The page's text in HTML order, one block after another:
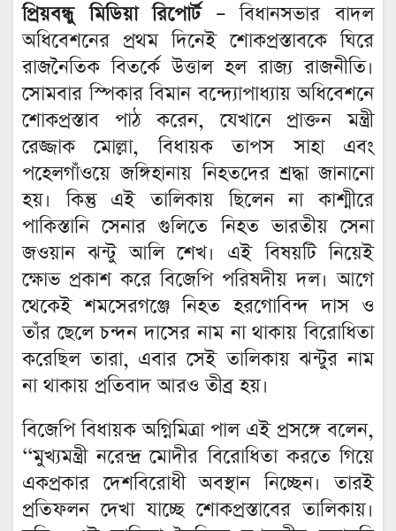
প্রিয়বন্ধু মিডিয়া রিপোর্ট –বিধানসভার বাদল
অধিবেশনের প্রথম দিনেই শোকপ্রস্তাবকে ঘিরে
রাজনৈতিক বিতর্কে উত্তাল হল রাজ্য রাজনীতি।
সোমবার স্পিকার বিমান বন্দ্যোপাধ্যায় অধিবেশনে
শোকপ্রস্তাব পাঠ করেন, যেখানে প্রাক্তন মন্ত্রী
রেজ্জাক মোল্লা, বিধায়ক তাপস সাহা এবং
পহেলগাঁওয়ে জঙ্গিহানায় নিহতদের শ্রদ্ধা জানানো
হয়। কিন্তু এই তালিকায় ছিলেন না কাশ্মীরে
পাকিস্তানি সেনার গুলিতে নিহত ভারতীয় সেনা
জওয়ান ঝন্টু আলি শেখ। এই বিষয়টি নিয়েই
ক্ষোভ প্রকাশ করে বিজেপি পরিষদীয় দল। আগে
থেকেই শমসেরগঞ্জে নিহত হরগোবিন্দ দাস ও
তাঁর ছেলে চন্দন দাসের নাম না থাকায় বিরোধিতা
করেছিল তারা, এবার সেই তালিকায় ঝন্টুর নাম
না থাকায় প্রতিবাদ আরও তীব্র হয়।
বিজেপি বিধায়ক অগ্নিমিত্রা পাল এই প্রসঙ্গে বলেন,
‘‘মুখ্যমন্ত্রী নরেন্দ্র মোদীর বিরোধিতা করতে গিয়ে
একপ্রকার দেশবিরোধী অবস্থান নিচ্ছেন। তারই
প্রতিফলন দেখা যাচ্ছে শোকপ্রস্তাবের তালিকায়।